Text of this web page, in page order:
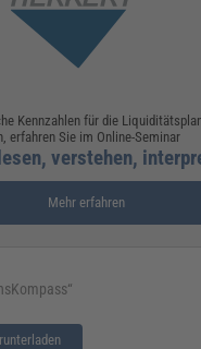
Kennzahlen für die
erfahren Sie im Online-Seminar
verstehen,
Mehr erfahren